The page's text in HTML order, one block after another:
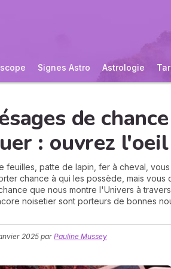
Signes Astro Astrologie
de
: ouvrez
feuilles, patte de lapin, fer à cheval,
chance à qui les possède, mais vous
que nous montre l'Univers à
noisetier sont porteurs de bonnes
2025 par Pauline Mussey